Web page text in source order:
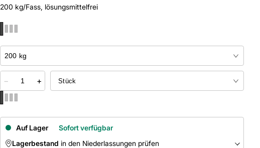
200 kg/Fass, lösungsmittelfrei
− +
Auf Lager
Sofort verfügbar
Lagerbestand in den Niederlassungen prüfen